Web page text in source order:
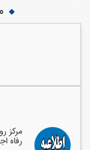
مرکز
رفاه